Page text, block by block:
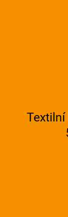
Textilní